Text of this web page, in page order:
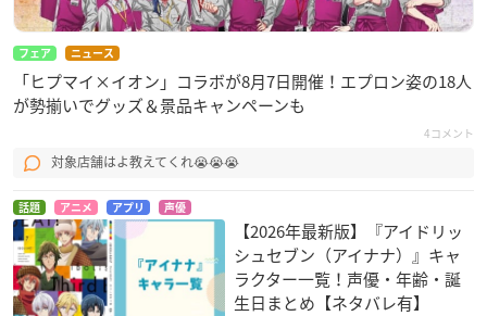
フェア ニュース
「ヒプマイ×イオン」コラボが8月7日開催！エプロン姿の18人
が勢揃いでグッズ＆景品キャンペーンも
4コメント
対象店舗はよ教えてくれ😭😭😭
話題 アニメ アプリ 声優
【2026年最新版】『アイドリッ
シュセブン（アイナナ）』キャ
ラクター一覧！声優・年齢・誕
生日まとめ【ネタバレ有】